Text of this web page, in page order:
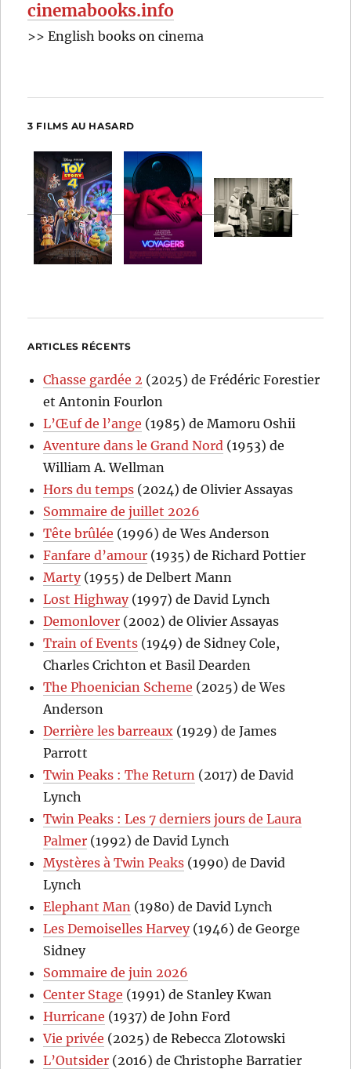
cinemabooks.info
>> English books on cinema
3 FILMS AU HASARD
ARTICLES RÉCENTS
Chasse gardée 2 (2025) de Frédéric Forestier
et Antonin Fourlon
L’Œuf de l’ange (1985) de Mamoru Oshii
Aventure dans le Grand Nord (1953) de
William A. Wellman
Hors du temps (2024) de Olivier Assayas
Sommaire de juillet 2026
Tête brûlée (1996) de Wes Anderson
Fanfare d’amour (1935) de Richard Pottier
Marty(1955) de Delbert Mann
Lost Highway(1997) de David Lynch
Demonlover (2002) de Olivier Assayas
Train of Events (1949) de Sidney Cole,
Charles Crichton et Basil Dearden
The Phoenician Scheme (2025) de Wes
Anderson
Derrière les barreaux (1929) de James
Parrott
Twin Peaks : The Return (2017) de David
Lynch
Twin Peaks : Les 7 derniers jours de Laura
Palmer (1992) de David Lynch
Mystères à Twin Peaks (1990) de David
Lynch
Elephant Man (1980) de David Lynch
Les Demoiselles Harvey(1946) de George
Sidney
Sommaire de juin 2026
Center Stage (1991) de Stanley Kwan
Hurricane (1937) de John Ford
Vie privée (2025) de Rebecca Zlotowski
L’Outsider (2016) de Christophe Barratier